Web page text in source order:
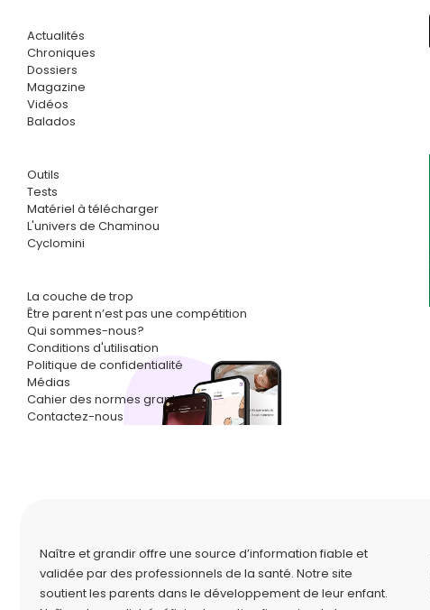
Actualités
Chroniques
Dossiers
Magazine
Vidéos
Balados
Outils
Tests
Matériel à télécharger
L'univers de Chaminou
Cyclomini
La couche de trop
Être parent n’est pas une compétition
Qui sommes-nous?
Conditions d'utilisation
Politique de confidentialité
Médias
Cahier des normes graphiques
Contactez-nous
Naître et grandir offre une source d’information fiable et
validée par des professionnels de la santé. Notre site
soutient les parents dans le développement de leur enfant.